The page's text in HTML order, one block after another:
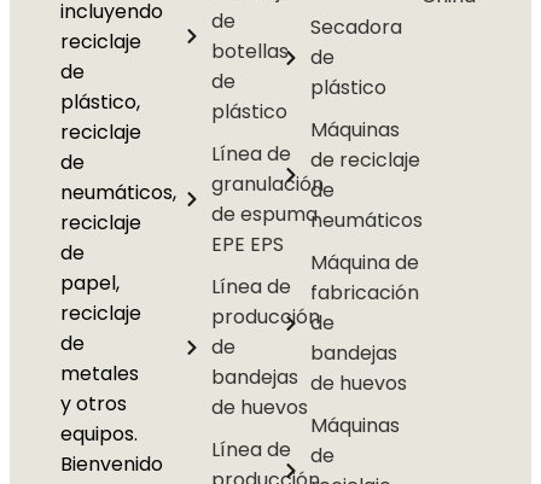
incluyendo
reciclaje
de
plástico,
reciclaje
de
neumáticos,
reciclaje
de
papel,
reciclaje
de
metales
y otros
equipos.
Bienvenido
de
botellas
de
plástico
Línea de
granulación
de espuma
EPE EPS
Línea de
producción
de
bandejas
de huevos
Línea de
Secadora
de
plástico
Máquinas
de reciclaje
de
neumáticos
Máquina de
fabricación
de
bandejas
de huevos
Máquinas
de